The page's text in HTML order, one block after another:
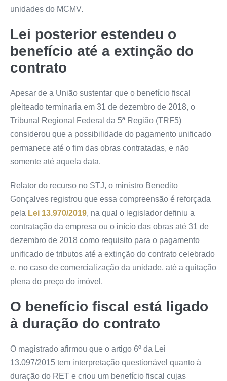
unidades do MCMV.
Lei posterior estendeu o
benefício até a extinção do
contrato
Apesar de a União sustentar que o benefício fiscal
pleiteado terminaria em 31 de dezembro de 2018, o
Tribunal Regional Federal da 5ª Região (TRF5)
considerou que a possibilidade do pagamento unificado
permanece até o fim das obras contratadas, e não
somente até aquela data.
Relator do recurso no STJ, o ministro Benedito
Gonçalves registrou que essa compreensão é reforçada
pela Lei 13.970/2019, na qual o legislador definiu a
contratação da empresa ou o início das obras até 31 de
dezembro de 2018 como requisito para o pagamento
unificado de tributos até a extinção do contrato celebrado
e, no caso de comercialização da unidade, até a quitação
plena do preço do imóvel.
O benefício fiscal está ligado
à duração do contrato
O magistrado afirmou que o artigo 6º da Lei
13.097/2015 tem interpretação questionável quanto à
duração do RET e criou um benefício fiscal cujas